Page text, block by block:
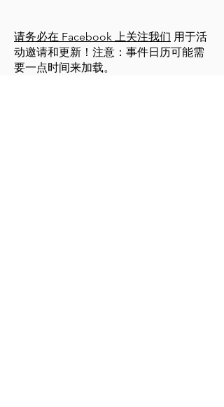
请务必在 Facebook 上关注我们 用于活
动邀请和更新！注意：事件日历可能需
要一点时间来加载。